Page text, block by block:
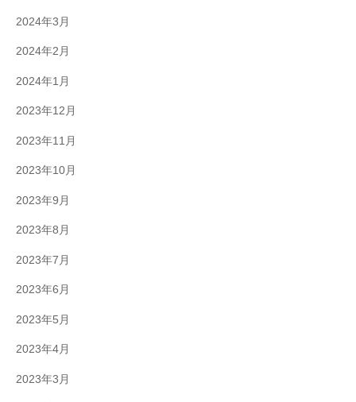
2024年3月
2024年2月
2024年1月
2023年12月
2023年11月
2023年10月
2023年9月
2023年8月
2023年7月
2023年6月
2023年5月
2023年4月
2023年3月